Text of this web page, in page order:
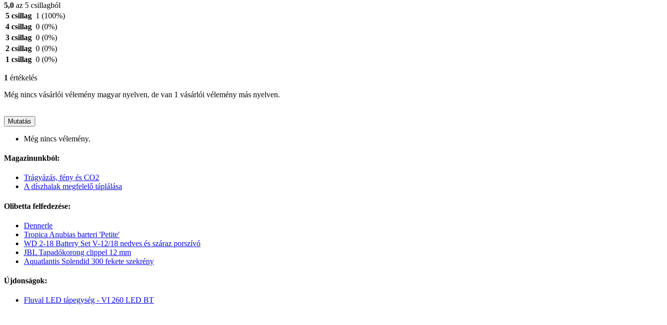
5,0 az 5 csillagból
5 csillag 1 (100%)
4 csillag 0 (0%)
3 csillag 0 (0%)
2 csillag 0 (0%)
1 csillag 0 (0%)
1 értékelés
Még nincs vásárlói vélemény magyar nyelven, de van 1 vásárlói vélemény más nyelven.
Mutatás
Még nincs vélemény.
Magazinunkból:
Trágyázás, fény és CO2
A díszhalak megfelelő táplálása
Olibetta felfedezése:
Dennerle
Tropica Anubias barteri 'Petite'
WD 2-18 Battery Set V-12/18 nedves és száraz porszívó
JBL Tapadókorong clippel 12 mm
Aquatlantis Splendid 300 fekete szekrény
Újdonságok:
Fluval LED tápegység - VI 260 LED BT